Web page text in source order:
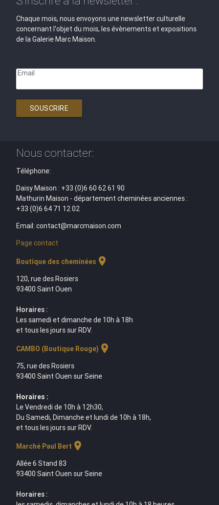
Chaque mois, nous envoyons une newsletter culturelle
concernant l'objet du mois, les évènements et expositions
de la Galerie Marc Maison.
Email
SOUSCRIRE
Nous contacter:
Téléphone:
Daisy Maison : +33 (0)6 60 62 61 90
Mathurin Maison - département cheminées anciennes :
+33 (0)6 64 71 12 02
Email: contact@marcmaison.com
Page contact
Boutique des cheminées location_on
120, rue des Rosiers
93400 Saint Ouen
Horaires :
Les samedi et dimanche de 10h à 18h
et tous les jours sur RDV.
CAMBO (Boutique Rouge) location_on
75, rue des Rosiers
93400 Saint Ouen sur Seine
Horaires :
Le Vendredi de 10h à 12h30,
Du Samedi, Dimanche et lundi de 10h à 18h,
et tous les jours sur RDV.
Marché Paul Bert location_on
Allée 6 Stand 83
93400 Saint Ouen sur Seine
Horaires :